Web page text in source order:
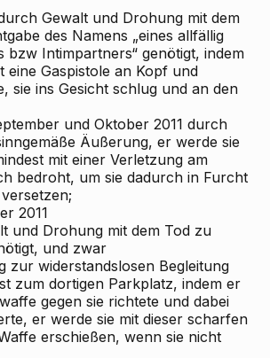
Gewalt und Drohung mit dem
des Namens „eines allfällig
bzw Intimpartners“ genötigt, indem
eine Gaspistole an Kopf und
sie ins Gesicht schlug und an den
und Oktober 2011 durch
Äußerung, er werde sie
mit einer Verletzung am
bedroht, um sie dadurch in Furcht
2011
und Drohung mit dem Tod zu
und zwar
zur widerstandslosen Begleitung
zum dortigen Parkplatz, indem er
gegen sie richtete und dabei
er werde sie mit dieser scharfen
erschießen, wenn sie nicht